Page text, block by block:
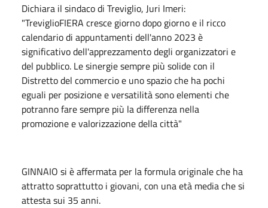
Dichiara il sindaco di Treviglio, Juri Imeri:
"TreviglioFIERA cresce giorno dopo giorno e il ricco
calendario di appuntamenti dell'anno 2023 è
significativo dell'apprezzamento degli organizzatori e
del pubblico. Le sinergie sempre più solide con il
Distretto del commercio e uno spazio che ha pochi
eguali per posizione e versatilità sono elementi che
potranno fare sempre più la differenza nella
promozione e valorizzazione della città"
GINNAIO si è affermata per la formula originale che ha
attratto soprattutto i giovani, con una età media che si
attesta sui 35 anni.